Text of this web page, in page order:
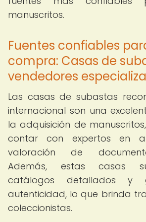
manuscritos.
Fuentes confiables
compra: Casas de
vendedores
Las casas de subastas
internacional son una
la adquisición de
contar con expertos en
valoración de
Además, estas casas
catálogos detallados y
autenticidad, lo que brinda
coleccionistas.